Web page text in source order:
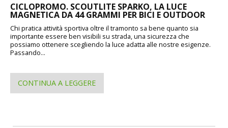
CICLOPROMO. SCOUTLITE SPARKO, LA LUCE
MAGNETICA DA 44 GRAMMI PER BICI E OUTDOOR
Chi pratica attività sportiva oltre il tramonto sa bene quanto sia
importante essere ben visibili su strada, una sicurezza che
possiamo ottenere scegliendo la luce adatta alle nostre esigenze.
Passando...
CONTINUA A LEGGERE